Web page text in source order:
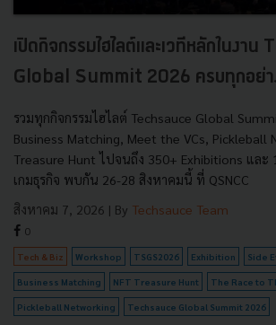
เปิดกิจกรรมไฮไลต์และเวทีหลักในงา
Global Summit 2026 ครบทุกอย่า
รวมทุกกิจกรรมไฮไลต์ Techsauce Global
Business Matching, Meet the VCs, Pickleball
Treasure Hunt ไปจนถึง 350+ Exhibitions และ
เกมธุรกิจ พบกัน 26-28 สิงหาคมนี้ ที่ QSNCC
สิงหาคม 7, 2026 | By Techsauce Team
0
Tech & Biz Workshop TSGS2026 Exhibition Side
Business Matching NFT Treasure Hunt The Race to
Pickleball Networking Techsauce Global Summit 2026